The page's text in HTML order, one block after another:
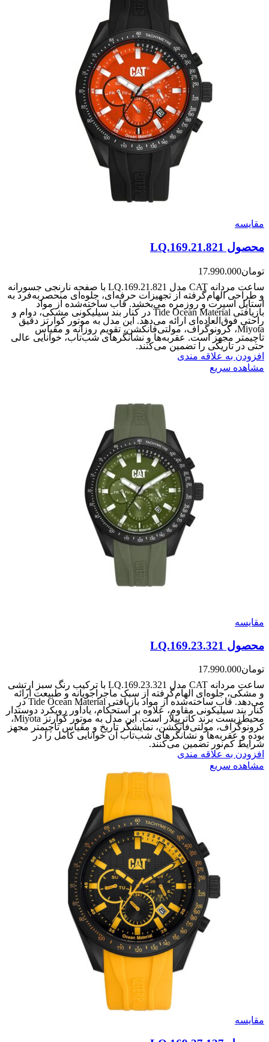
مقایسه
محصول LQ.169.21.821
تومان17.990.000
ساعت مردانه CAT مدل LQ.169.21.821 با صفحه نارنجی جسورانه
و طراحی الهام‌گرفته از تجهیزات حرفه‌ای، جلوه‌ای منحصربه‌فرد به
استایل اسپرت و روزمره می‌بخشد. قاب ساخته‌شده از مواد
بازیافتی Tide Ocean Material در کنار بند سیلیکونی مشکی، دوام و
راحتی فوق‌العاده‌ای ارائه می‌دهد. این مدل به موتور کوارتز دقیق
Miyota، کرونوگراف، مولتی‌فانکشن، تقویم روزانه و مقیاس
تاچیمتر مجهز است. عقربه‌ها و نشانگرهای شب‌تاب، خوانایی عالی
حتی در تاریکی را تضمین می‌کنند.
افزودن به علاقه مندی
مشاهده سریع
مقایسه
محصول LQ.169.23.321
تومان17.990.000
ساعت مردانه CAT مدل LQ.169.23.321 با ترکیب رنگ سبز ارتشی
و مشکی، جلوه‌ای الهام‌گرفته از سبک ماجراجویانه و طبیعت ارائه
می‌دهد. قاب ساخته‌شده از مواد بازیافتی Tide Ocean Material در
کنار بند سیلیکونی مقاوم، علاوه بر استحکام، یادآور رویکرد دوستدار
محیط‌زیست برند کاترپیلار است. این مدل به موتور کوارتز Miyota،
کرونوگراف، مولتی‌فانکشن، نمایشگر تاریخ و مقیاس تاچیمتر مجهز
بوده و عقربه‌ها و نشانگرهای شب‌تاب آن خوانایی کامل را در
شرایط کم‌نور تضمین می‌کنند.
افزودن به علاقه مندی
مشاهده سریع
مقایسه